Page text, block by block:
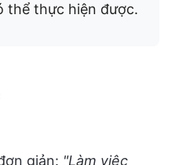
thể thực hiện được.
giản: "Làm việc